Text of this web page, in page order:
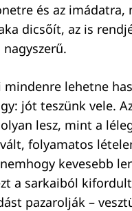
és az
dicsőít, az is
lehetne
jót teszünk vele.
lesz, mint a
folyamatos
kevesebb
a sarkaiból
pazarolják –